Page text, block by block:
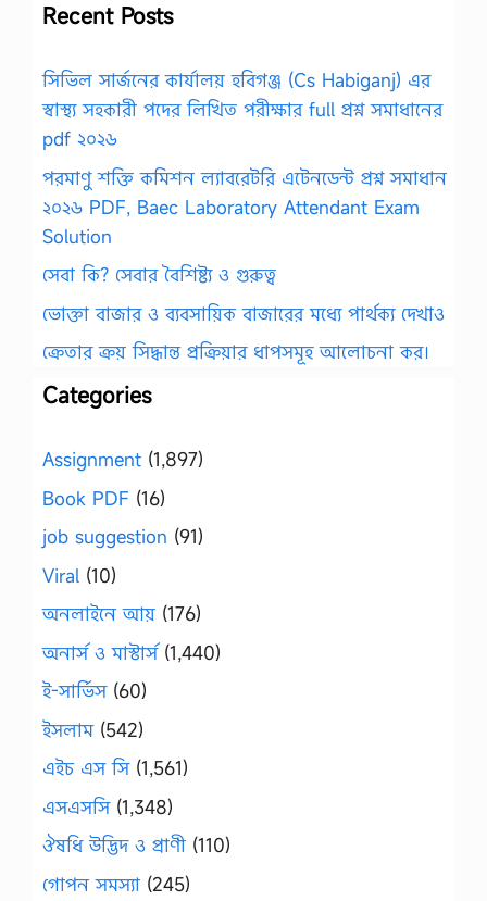
Recent Posts
সিভিল সার্জনের কার্যালয় হবিগঞ্জ (Cs Habiganj) এর
স্বাস্থ্য সহকারী পদের লিখিত পরীক্ষার full প্রশ্ন সমাধানের
pdf ২০২৬
পরমাণু শক্তি কমিশন ল্যাবরেটরি এটেনডেন্ট প্রশ্ন সমাধান
২০২৬ PDF, Baec Laboratory Attendant Exam
Solution
সেবা কি? সেবার বৈশিষ্ট্য ও গুরুত্ব
ভোক্তা বাজার ও ব্যবসায়িক বাজারের মধ্যে পার্থক্য দেখাও
ক্রেতার ক্রয় সিদ্ধান্ত প্রক্রিয়ার ধাপসমূহ আলোচনা কর।
Categories
Assignment (1,897)
Book PDF (16)
job suggestion (91)
Viral (10)
অনলাইনে আয় (176)
অনার্স ও মাস্টার্স(1,440)
ই-সার্ভিস(60)
ইসলাম(542)
এইচ এস সি(1,561)
এসএসসি(1,348)
ঔষধি উদ্ভিদ ও প্রাণী (110)
গোপন সমস্যা (245)